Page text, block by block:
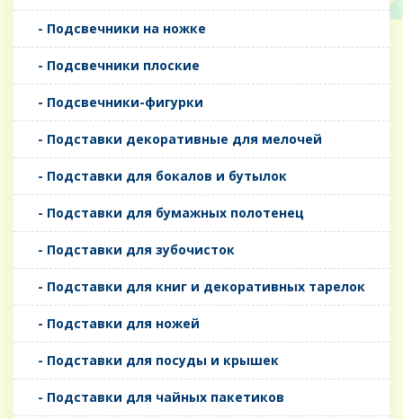
- Подсвечники на ножке
- Подсвечники плоские
- Подсвечники-фигурки
- Подставки декоративные для мелочей
- Подставки для бокалов и бутылок
- Подставки для бумажных полотенец
- Подставки для зубочисток
- Подставки для книг и декоративных тарелок
- Подставки для ножей
- Подставки для посуды и крышек
- Подставки для чайных пакетиков